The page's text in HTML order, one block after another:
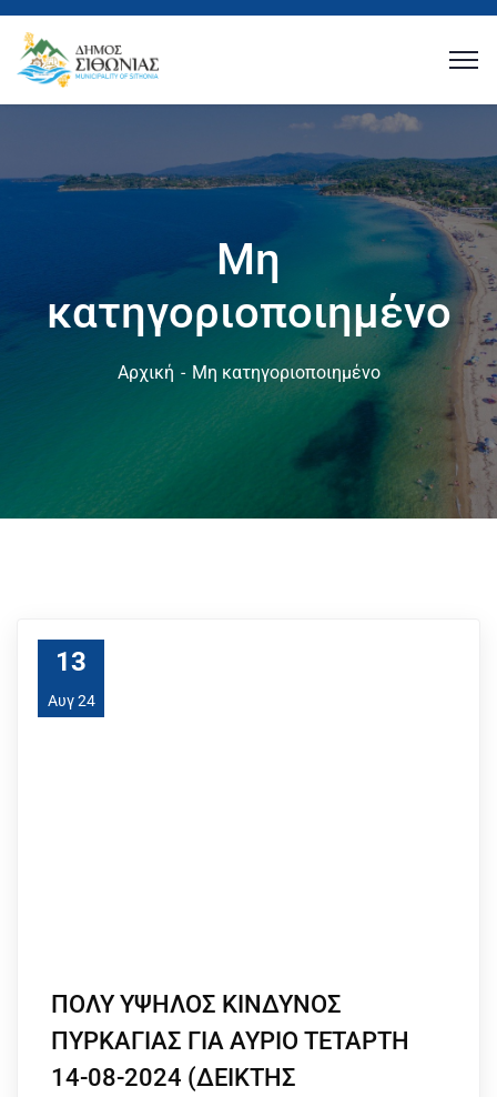
Μη
κατηγοριοποιημένο
Αρχική Μη κατηγοριοποιημένο
13
Αυγ 24
ΠΟΛΥ ΥΨΗΛΟΣ ΚΙΝΔΥΝΟΣ
ΠΥΡΚΑΓΙΑΣ ΓΙΑ ΑΥΡΙΟ ΤΕΤΑΡΤΗ
14-08-2024 (ΔΕΙΚΤΗΣ